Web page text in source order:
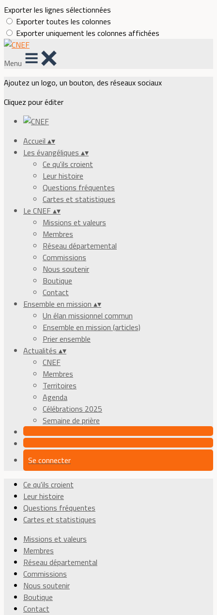
Exporter les lignes sélectionnées
Exporter toutes les colonnes
Exporter uniquement les colonnes affichées
Menu
Ajoutez un logo, un bouton, des réseaux sociaux
Cliquez pour éditer
Accueil ▴▾
Les évangéliques ▴▾
Ce qu'ils croient
Leur histoire
Questions fréquentes
Cartes et statistiques
Le CNEF▴▾
Missions et valeurs
Membres
Réseau départemental
Commissions
Nous soutenir
Boutique
Contact
Ensemble en mission ▴▾
Un élan missionnel commun
Ensemble en mission (articles)
Prier ensemble
Actualités ▴▾
CNEF
Membres
Territoires
Agenda
Célébrations 2025
Semaine de prière
Se connecter
Ce qu'ils croient
Leur histoire
Questions fréquentes
Cartes et statistiques
Missions et valeurs
Membres
Réseau départemental
Commissions
Nous soutenir
Boutique
Contact